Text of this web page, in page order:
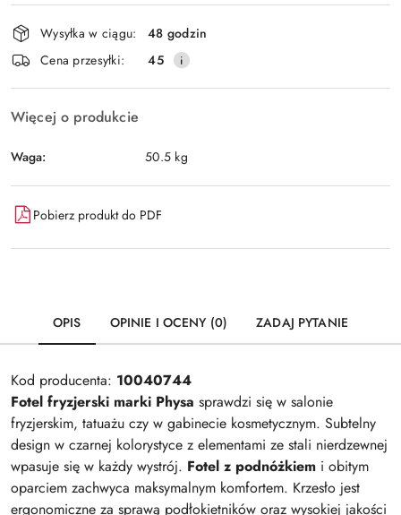
Wyślij
Dostępność
i
dostawa
Wysyłka w ciągu:
48 godzin
Cena przesyłki:
45
Więcej o produkcie
Waga: 50.5 kg
Pobierz produkt do PDF
OPIS OPINIE I OCENY (0) ZADAJ PYTANIE
Kod producenta: 10040744
Fotel fryzjerski marki Physa sprawdzi się w salonie
fryzjerskim, tatuażu czy w gabinecie kosmetycznym. Subtelny
design w czarnej kolorystyce z elementami ze stali nierdzewnej
wpasuje się w każdy wystrój. Fotel z podnóżkiem i obitym
oparciem zachwyca maksymalnym komfortem. Krzesło jest
ergonomiczne za sprawą podłokietników oraz wysokiej jakości